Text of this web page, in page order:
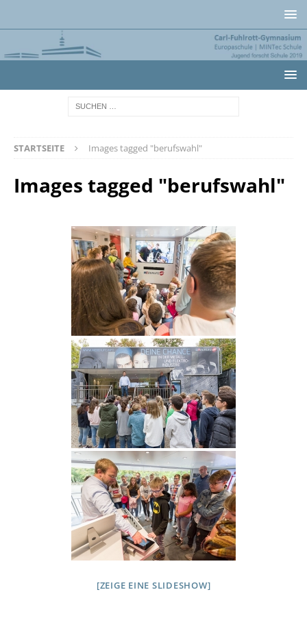
STARTSEITE Images tagged "berufswahl"
Images tagged "berufswahl"
[ZEIGE EINE SLIDESHOW]